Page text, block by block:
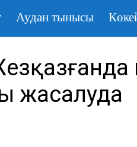
Аудан тынысы
жасалуда